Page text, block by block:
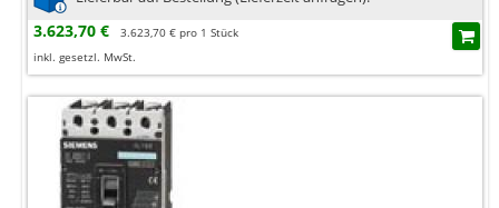
3.623,70 €
3.623,70 € pro 1 Stück
inkl. gesetzl. MwSt.